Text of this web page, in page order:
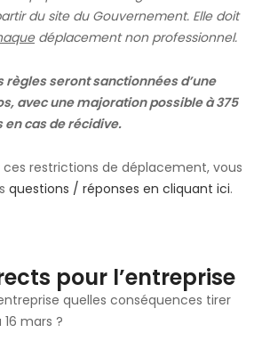
du site du Gouvernement. Elle doit
déplacement non professionnel.
règles seront sanctionnées d’une
avec une majoration possible à 375
en cas de récidive.
ces restrictions de déplacement, vous
questions / réponses en cliquant ici.
pour l’entreprise
quelles conséquences tirer
mars ?